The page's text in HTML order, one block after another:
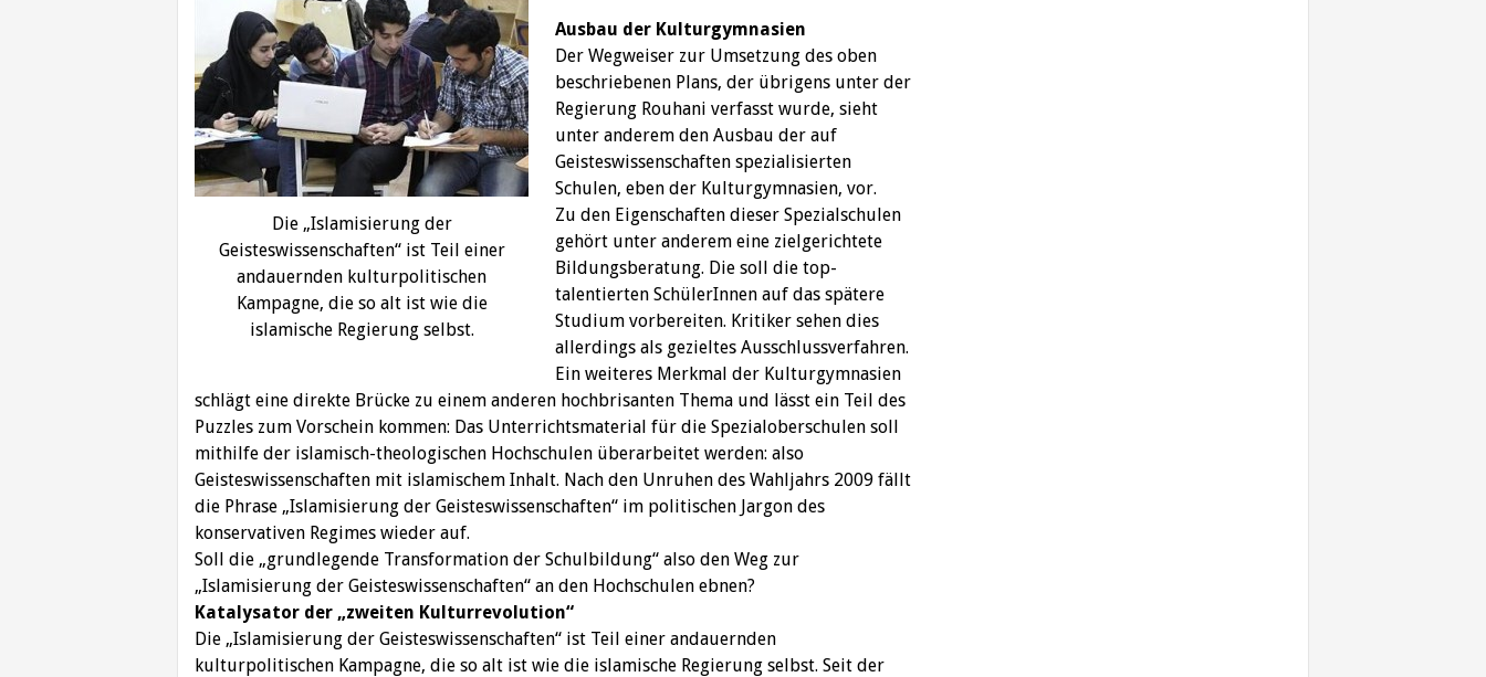
Die „Islamisierung der
Geisteswissenschaften“ ist Teil einer
andauernden kulturpolitischen
Kampagne, die so alt ist wie die
islamische Regierung selbst.
Ausbau der Kulturgymnasien
Der Wegweiser zur Umsetzung des oben
beschriebenen Plans, der übrigens unter der
Regierung Rouhani verfasst wurde, sieht
unter anderem den Ausbau der auf
Geisteswissenschaften spezialisierten
Schulen, eben der Kulturgymnasien, vor.
Zu den Eigenschaften dieser Spezialschulen
gehört unter anderem eine zielgerichtete
Bildungsberatung. Die soll die top-
talentierten SchülerInnen auf das spätere
Studium vorbereiten. Kritiker sehen dies
allerdings als gezieltes Ausschlussverfahren.
Ein weiteres Merkmal der Kulturgymnasien
schlägt eine direkte Brücke zu einem anderen hochbrisanten Thema und lässt ein Teil des
Puzzles zum Vorschein kommen: Das Unterrichtsmaterial für die Spezialoberschulen soll
mithilfe der islamisch-theologischen Hochschulen überarbeitet werden: also
Geisteswissenschaften mit islamischem Inhalt. Nach den Unruhen des Wahljahrs 2009 fällt
die Phrase „Islamisierung der Geisteswissenschaften“ im politischen Jargon des
konservativen Regimes wieder auf.
Soll die „grundlegende Transformation der Schulbildung“ also den Weg zur
„Islamisierung der Geisteswissenschaften“ an den Hochschulen ebnen?
Katalysator der „zweiten Kulturrevolution“
Die „Islamisierung der Geisteswissenschaften“ ist Teil einer andauernden
kulturpolitischen Kampagne, die so alt ist wie die islamische Regierung selbst. Seit der